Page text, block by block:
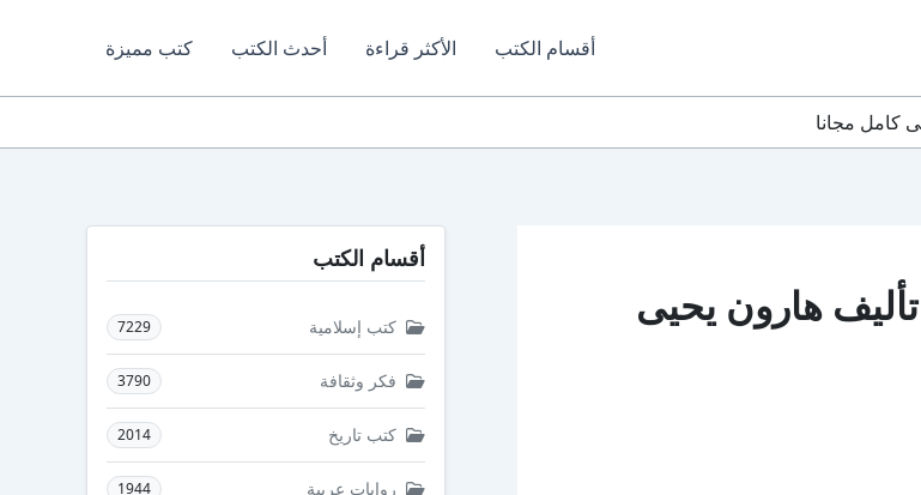
أقسام الكتب الأكثر قراءة أحدث الكتب كتب مميزة
تحميل كتاب معجزة العنكبوت PDF تأليف هارون يحيى
أقسام الكتب
كتب إسلامية 7229
فكر وثقافة 3790
كتب تاريخ 2014
روايات عربية 1944